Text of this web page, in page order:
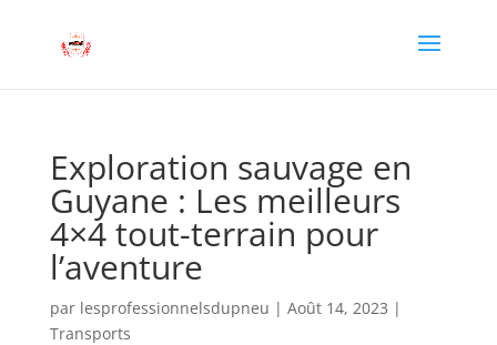
Exploration sauvage en
Guyane : Les meilleurs
4×4 tout-terrain pour
l’aventure
par lesprofessionnelsdupneu | Août 14, 2023 |
Transports